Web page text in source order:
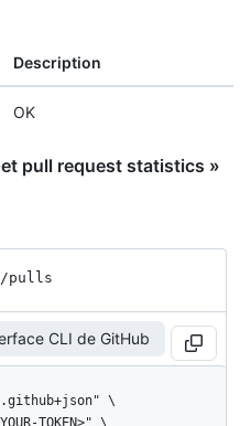
Description
OK
pull request statistics »
pulls
CLI de GitHub